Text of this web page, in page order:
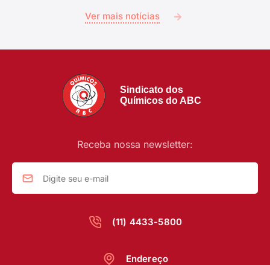
Ver mais notícias
Sindicato dos
Químicos do ABC
(11) 4433-5800
Receba nossa newsletter:
Endereço